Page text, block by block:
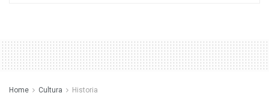
Home Cultura Historia